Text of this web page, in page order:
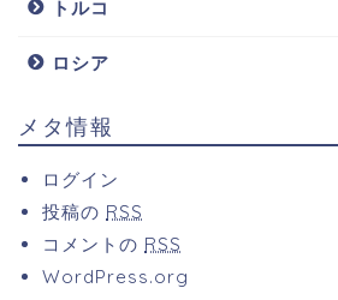
トルコ
ロシア
メタ情報
ログイン
投稿の RSS
コメントの RSS
WordPress.org